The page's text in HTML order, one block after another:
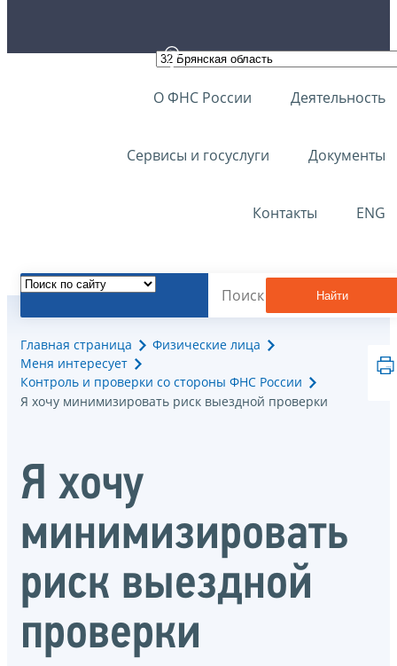
О ФНС России Деятельность
Сервисы и госуслуги Документы
Контакты ENG
Найти
Главная страница
Физические лица
Меня интересует
Контроль и проверки со стороны ФНС России
Я хочу минимизировать риск выездной проверки
Я хочу
минимизировать
риск выездной
проверки